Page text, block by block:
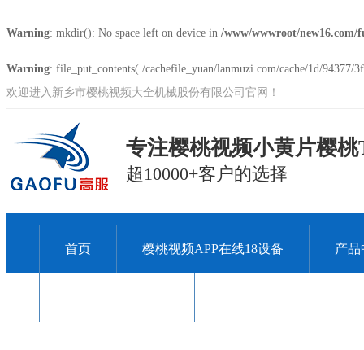
Warning: mkdir(): No space left on device in /www/wwwroot/new16.com/
Warning: file_put_contents(./cachefile_yuan/lanmuzi.com/cache/1d/
欢迎进入新乡市樱桃视频大全机械股份有限公司官网！
专注樱桃视频小黄片樱
超10000+客户的选择
首页 樱桃视频APP在线18设备 产品